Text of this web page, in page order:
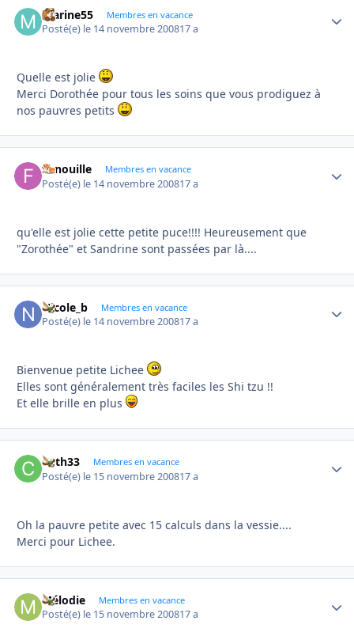
marine55 Membres en vacance
Posté(e) le 14 novembre 200817 a
Quelle est jolie
Merci Dorothée pour tous les soins que vous prodiguez à
nos pauvres petits
Fanouille Membres en vacance
Posté(e) le 14 novembre 200817 a
qu'elle est jolie cette petite puce!!!! Heureusement que
"Zorothée" et Sandrine sont passées par là....
Nicole_b Membres en vacance
Posté(e) le 14 novembre 200817 a
Bienvenue petite Lichee
Elles sont généralement très faciles les Shi tzu !!
Et elle brille en plus
Cath33 Membres en vacance
Posté(e) le 15 novembre 200817 a
Oh la pauvre petite avec 15 calculs dans la vessie....
Merci pour Lichee.
Mélodie Membres en vacance
Posté(e) le 15 novembre 200817 a